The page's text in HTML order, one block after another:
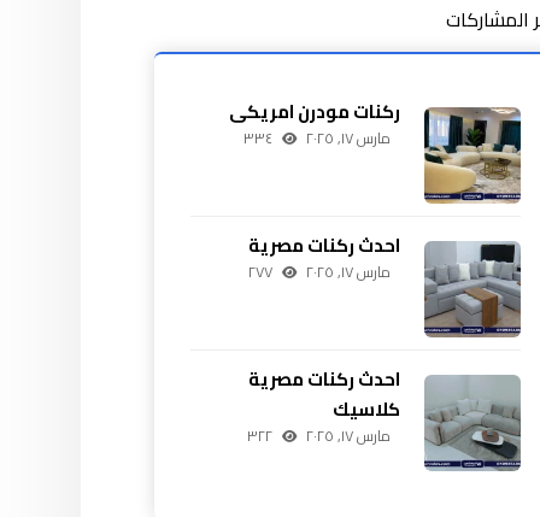
المشاركات
ركنات مودرن امريكى
مارس ١٧, ٢٠٢٥ ٣٣٤
احدث ركنات مصرية
مارس ١٧, ٢٠٢٥ ٢٧٧
احدث ركنات مصرية
كلاسيك
مارس ١٧, ٢٠٢٥ ٣٢٢